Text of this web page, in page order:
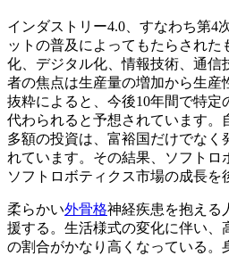
インダストリー4.0、すなわち第4
ットの普及によってもたらされた
化、デジタル化、情報技術、通信
者の焦点は生産量の増加から生産
抜粋によると、今後10年間で特​​定
代わられると予想されています。
多額の投資は、富裕国だけでなく
れています。その結果、ソフトロ
ソフトロボティクス市場の成長を
柔らかい外骨格神経疾患を抱える
援する。生活様式の変化に伴い、
の割合がかなり高くなっている。